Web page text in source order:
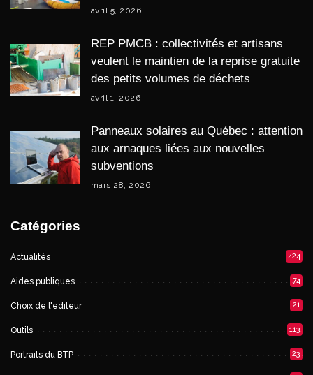
avril 5, 2026
REP PMCB : collectivités et artisans
veulent le maintien de la reprise gratuite
des petits volumes de déchets
avril 1, 2026
Panneaux solaires au Québec : attention
aux arnaques liées aux nouvelles
subventions
mars 28, 2026
Catégories
Actualités 424
Aides publiques 74
Choix de l'editeur 21
Outils 113
Portraits du BTP 23